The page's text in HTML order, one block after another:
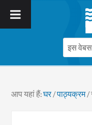
आप यहां हैं:घर/पाठ्यक्रम/